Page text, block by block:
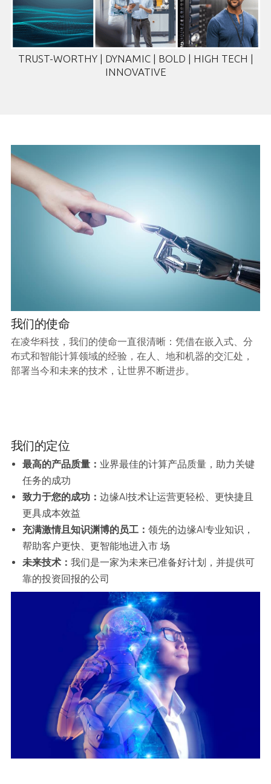
TRUST-WORTHY | DYNAMIC | BOLD | HIGH TECH |
INNOVATIVE
我们的使命
在凌华科技，我们的使命一直很清晰：凭借在嵌入式、分
布式和智能计算领域的经验，在人、地和机器的交汇处，
部署当今和未来的技术，让世界不断进步。
我们的定位
最高的产品质量： 业界最佳的计算产品质量，助力关键
任务的成功
致力于您的成功： 边缘AI技术让运营更轻松、更快捷且
更具成本效益
充满激情且知识渊博的员工： 领先的边缘AI专业知识，
帮助客户更快、更智能地进入市 场
未来技术： 我们是一家为未来已准备好计划，并提供可
靠的投资回报的公司